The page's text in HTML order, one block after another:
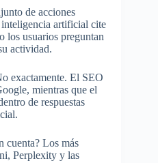
de acciones
inteligencia artificial cite
los usuarios preguntan
actividad.
exactamente. El SEO
mientras que el
de respuestas
cuenta? Los más
Perplexity y las